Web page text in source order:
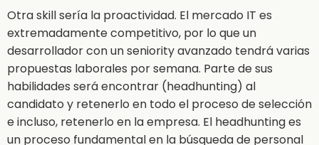
Otra skill sería la proactividad. El mercado IT es
extremadamente competitivo, por lo que un
desarrollador con un seniority avanzado tendrá varias
propuestas laborales por semana. Parte de sus
habilidades será encontrar (headhunting) al
candidato y retenerlo en todo el proceso de selección
e incluso, retenerlo en la empresa. El headhunting es
un proceso fundamental en la búsqueda de personal